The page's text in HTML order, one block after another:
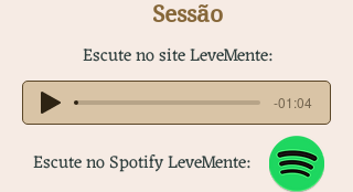
Sessão
Escute no site LeveMente:
-01:04
Escute no Spotify LeveMente: